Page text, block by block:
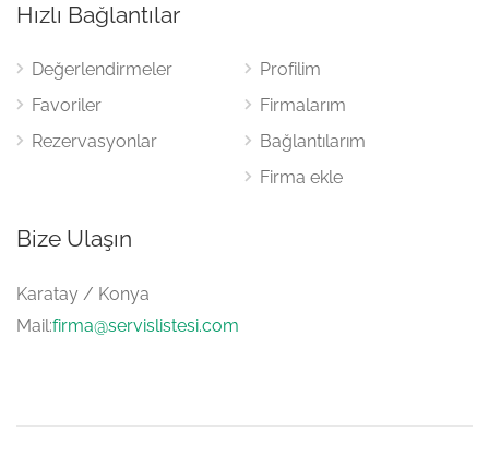
Hızlı Bağlantılar
Değerlendirmeler
Favoriler
Rezervasyonlar
Profilim
Firmalarım
Bağlantılarım
Firma ekle
Bize Ulaşın
Karatay / Konya
Mail:firma@servislistesi.com